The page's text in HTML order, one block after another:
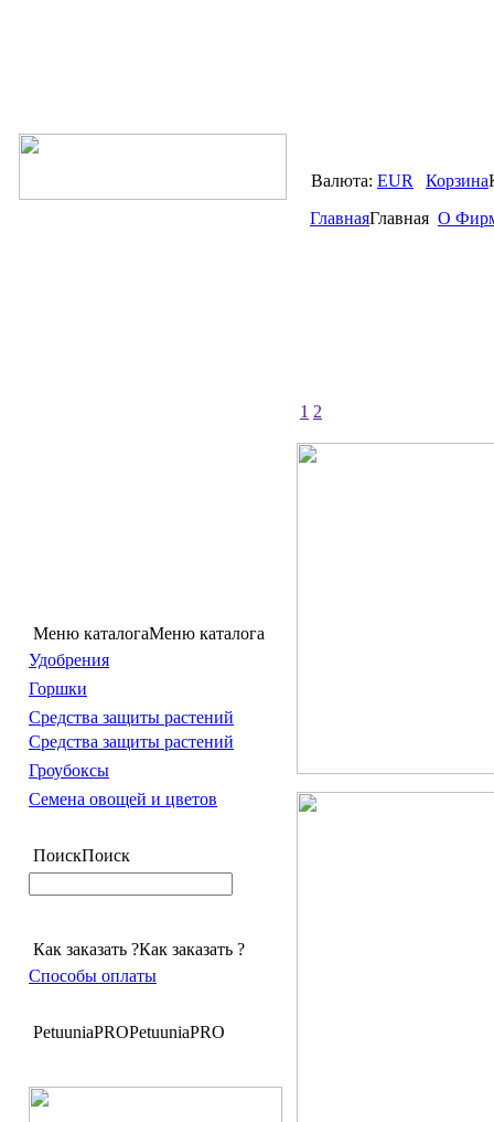
Валюта: EUR Корзина
ГлавнаяГлавная О
Меню каталогаМеню каталога
Удобрения
Горшки
Средства защиты растений
Средства защиты растений
Гроубоксы
Семена овощей и цветов
ПоискПоиск
Как заказать ?Как заказать ?
Способы оплаты
PetuuniaPROPetuuniaPRO
1 2